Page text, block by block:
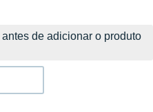
antes de adicionar o produto